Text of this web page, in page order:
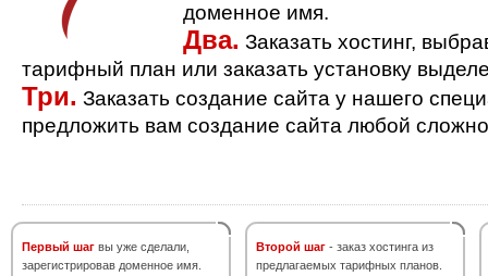
доменное имя.
Два. Заказать хостинг,
тарифный план или заказать установку
Три. Заказать создание сайта у нашего
предложить вам создание сайта любой
Первый шаг вы уже сделали,
зарегистрировав доменное имя.
Второй шаг - заказ хостинга из
предлагаемых тарифных планов.